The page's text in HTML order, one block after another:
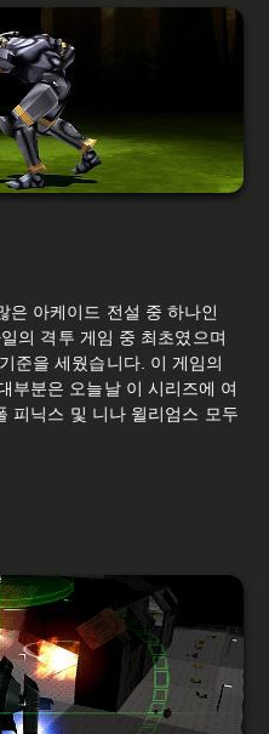
은 아케이드 전설 중 하나인
의 격투 게임 중 최초였으며
준을 세웠습니다. 이 게임의
부분은 오늘날 이 시리즈에 여
피닉스 및 니나 윌리엄스 모두